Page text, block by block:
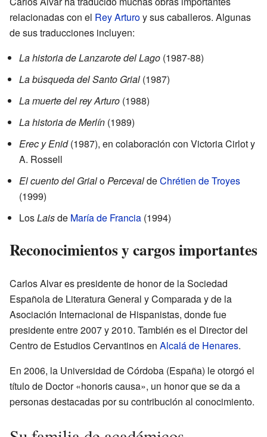
relacionadas con el Rey Arturoy sus caballeros. Algunas
de sus traducciones incluyen:
La historia de Lanzarote del Lago (1987-88)
La búsqueda del Santo Grial (1987)
La muerte del rey Arturo (1988)
La historia de Merlín (1989)
Erec y Enid(1987), en colaboración con Victoria Cirlot y
A. Rossell
El cuento del GrialoPercevaldeChrétien de Troyes
(1999)
LosLaisde María de Francia (1994)
Reconocimientos y cargos importantes
Carlos Alvar es presidente de honor de la Sociedad
Española de Literatura General y Comparada y de la
Asociación Internacional de Hispanistas, donde fue
presidente entre 2007 y 2010. También es el Director del
Centro de Estudios Cervantinos en Alcalá de Henares.
En 2006, la Universidad de Córdoba (España) le otorgó el
título de Doctor «honoris causa», un honor que se da a
personas destacadas por su contribución al conocimiento.